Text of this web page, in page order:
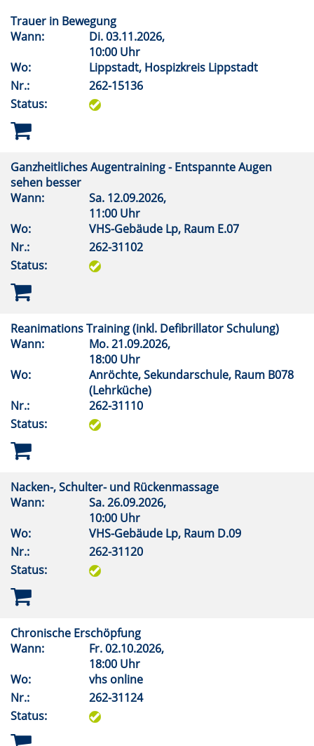
Trauer in Bewegung
Wann:
Di.03.11.2026,
10:00 Uhr
Wo:
Lippstadt, Hospizkreis Lippstadt
Nr.:
262-15136
Status:
Ganzheitliches Augentraining - Entspannte Augen
sehen besser
Wann:
Sa. 12.09.2026,
11:00 Uhr
Wo:
VHS-Gebäude Lp, Raum E.07
Nr.:
262-31102
Status:
Reanimations Training (inkl. Defibrillator Schulung)
Wann:
Mo.21.09.2026,
18:00 Uhr
Wo:
Anröchte, Sekundarschule, Raum B078
(Lehrküche)
Nr.:
262-31110
Status:
Nacken-, Schulter- und Rückenmassage
Wann:
Sa.26.09.2026,
10:00 Uhr
Wo:
VHS-Gebäude Lp, Raum D.09
Nr.:
262-31120
Status:
Chronische Erschöpfung
Wann:
Fr.02.10.2026,
18:00 Uhr
Wo:
vhs online
Nr.:
262-31124
Status: